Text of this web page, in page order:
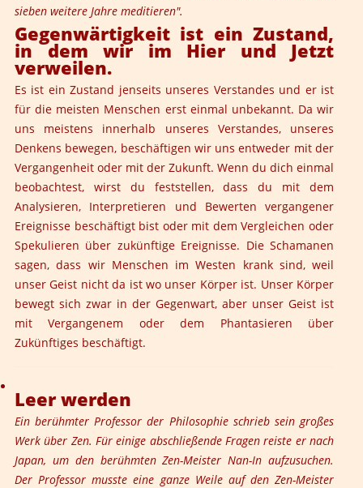
sieben weitere Jahre meditieren".
Gegenwärtigkeit ist ein Zustand,
in dem wir im Hier und Jetzt
verweilen.
Es ist ein Zustand jenseits unseres Verstandes und er ist
für die meisten Menschen erst einmal unbekannt. Da wir
uns meistens innerhalb unseres Verstandes, unseres
Denkens bewegen, beschäftigen wir uns entweder mit der
Vergangenheit oder mit der Zukunft. Wenn du dich einmal
beobachtest, wirst du feststellen, dass du mit dem
Analysieren, Interpretieren und Bewerten vergangener
Ereignisse beschäftigt bist oder mit dem Vergleichen oder
Spekulieren über zukünftige Ereignisse. Die Schamanen
sagen, dass wir Menschen im Westen krank sind, weil
unser Geist nicht da ist wo unser Körper ist. Unser Körper
bewegt sich zwar in der Gegenwart, aber unser Geist ist
mit Vergangenem oder dem Phantasieren über
Zukünftiges beschäftigt.
Leer werden
Ein berühmter Professor der Philosophie schrieb sein großes
Werk über Zen. Für einige abschließende Fragen reiste er nach
Japan, um den berühmten Zen-Meister Nan-In aufzusuchen.
Der Professor musste eine ganze Weile auf den Zen-Meister